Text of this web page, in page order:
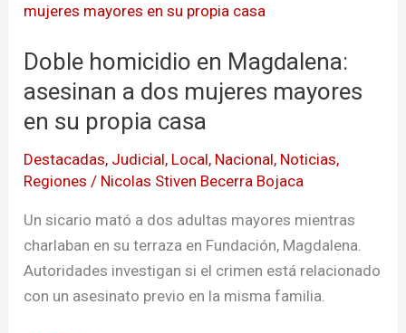
Doble homicidio en Magdalena:
asesinan a dos mujeres mayores
en su propia casa
Destacadas, Judicial, Local, Nacional, Noticias,
Regiones / Nicolas Stiven Becerra Bojaca
Un sicario mató a dos adultas mayores mientras
charlaban en su terraza en Fundación, Magdalena.
Autoridades investigan si el crimen está relacionado
con un asesinato previo en la misma familia.
homicidio
Magdalena:
asesinan
mujeres
mayores
en
su
propia
casa